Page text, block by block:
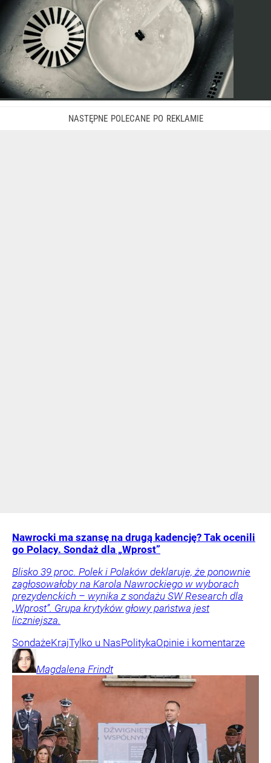
Nawrocki ma szansę na drugą kadencję? Tak ocenili
go Polacy. Sondaż dla „Wprost”
Blisko 39 proc. Polek i Polaków deklaruje, że ponownie
zagłosowałoby na Karola Nawrockiego w wyborach
prezydenckich – wynika z sondażu SW Research dla
„Wprost”. Grupa krytyków głowy państwa jest
liczniejsza.
SondażeKrajTylko u NasPolitykaOpinie i komentarze
Magdalena Frindt